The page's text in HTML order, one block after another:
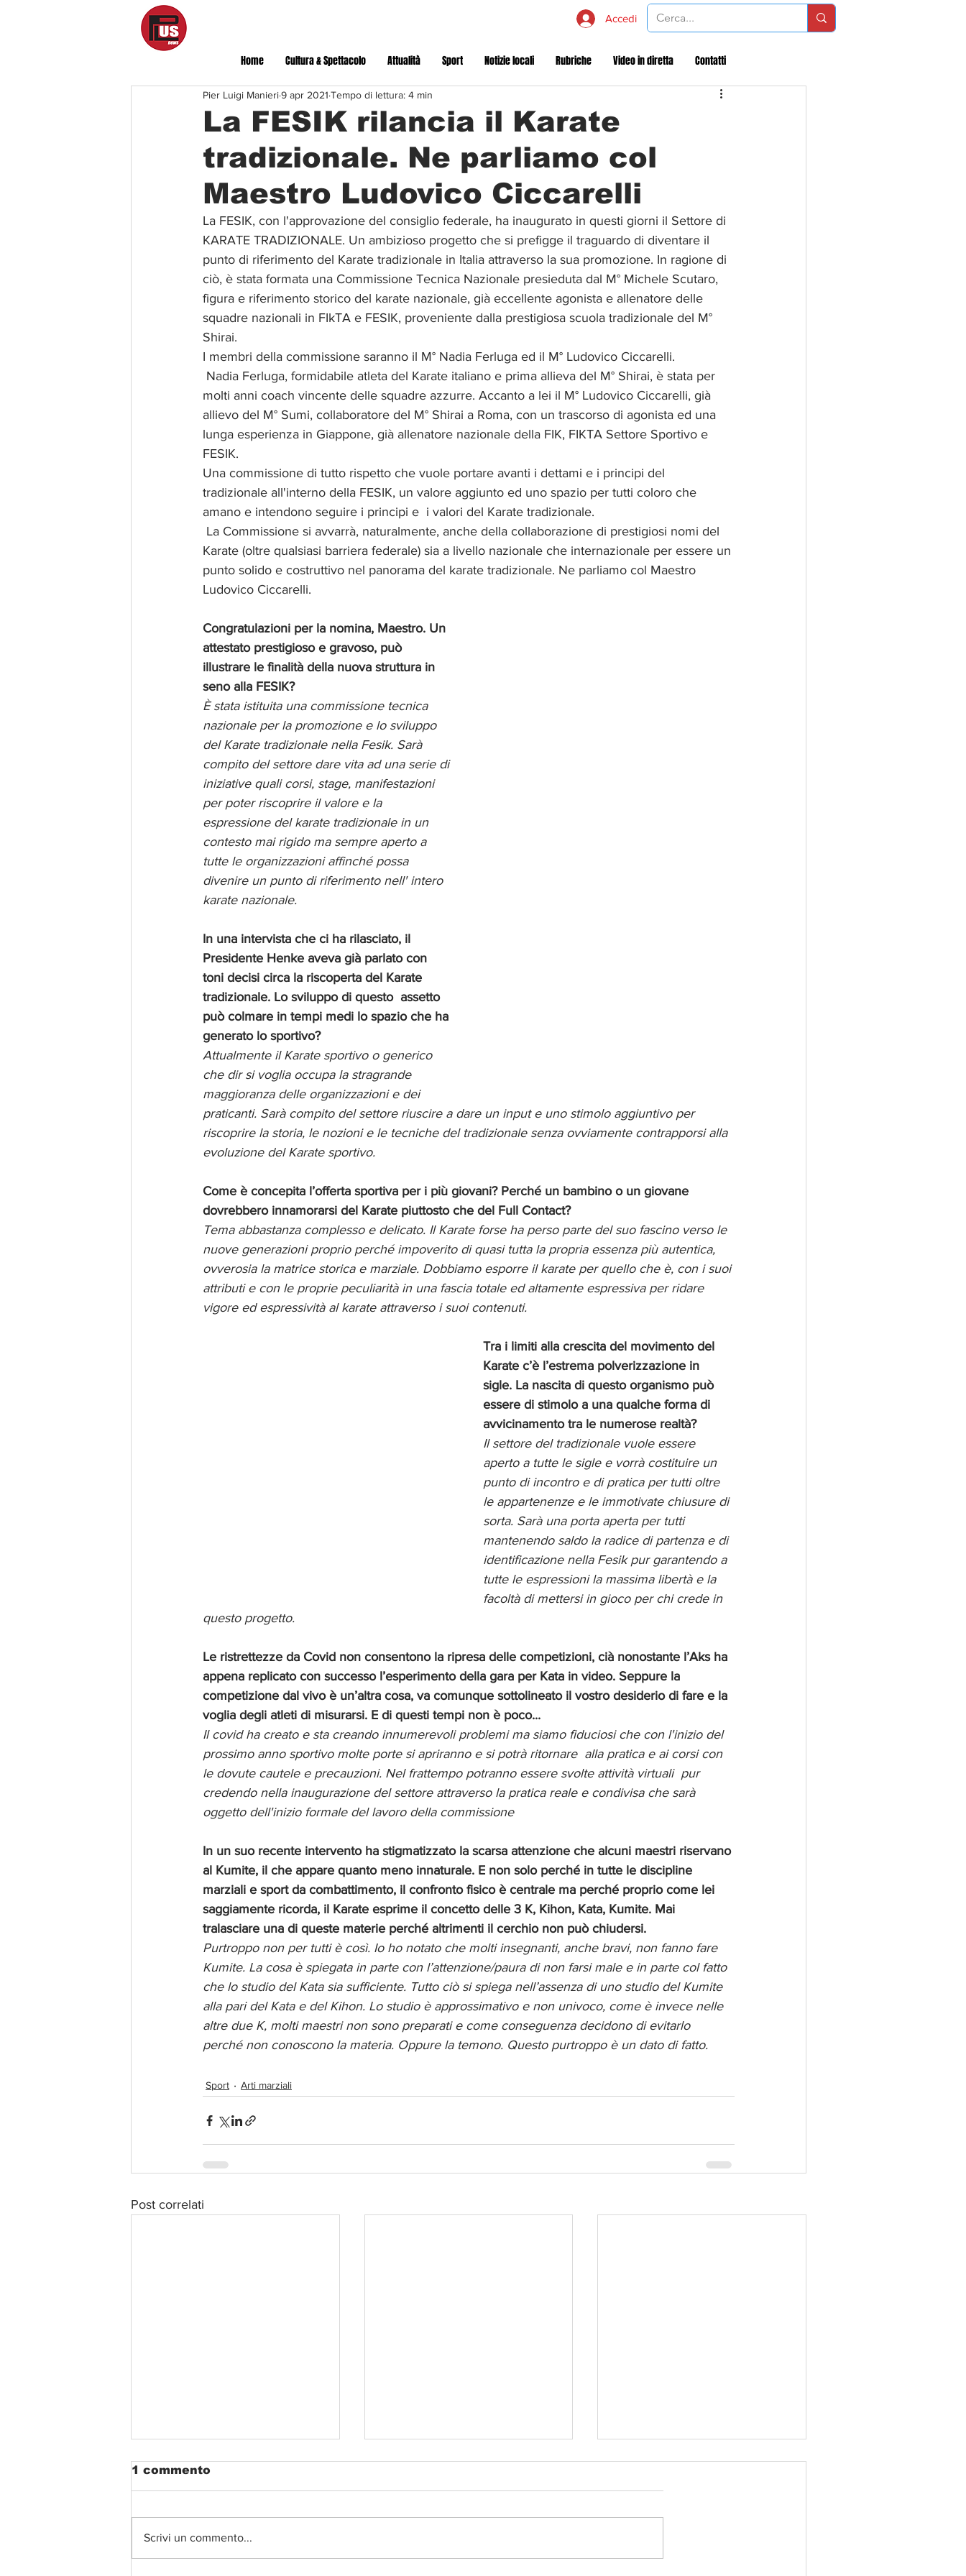
Accedi
Home Cultura & Spettacolo Attualità Sport Notizie locali Rubriche Video in diretta Contatti
La FESIK rilancia il Karate
tradizionale. Ne parliamo col
Maestro Ludovico Ciccarelli
Pier Luigi Manieri9 apr 2021 Tempo di lettura: 4 min
La FESIK, con l'approvazione del consiglio federale, ha inaugurato in questi giorni il Settore di
KARATE TRADIZIONALE. Un ambizioso progetto che si prefigge il traguardo di diventare il
punto di riferimento del Karate tradizionale in Italia attraverso la sua promozione. In ragione di
ciò, è stata formata una Commissione Tecnica Nazionale presieduta dal M° Michele Scutaro,
figura e riferimento storico del karate nazionale, già eccellente agonista e allenatore delle
squadre nazionali in FIkTA e FESIK, proveniente dalla prestigiosa scuola tradizionale del M°
Shirai.
I membri della commissione saranno il M° Nadia Ferluga ed il M° Ludovico Ciccarelli.
molti anni coach vincente delle squadre azzurre. Accanto a lei il M° Ludovico Ciccarelli, già
allievo del M° Sumi, collaboratore del M° Shirai a Roma, con un trascorso di agonista ed una
lunga esperienza in Giappone, già allenatore nazionale della FIK, FIKTA Settore Sportivo e
FESIK.
Una commissione di tutto rispetto che vuole portare avanti i dettami e i principi del
tradizionale all'interno della FESIK, un valore aggiunto ed uno spazio per tutti coloro che
amano e intendono seguire i principi e  i valori del Karate tradizionale.
Karate (oltre qualsiasi barriera federale) sia a livello nazionale che internazionale per essere un
punto solido e costruttivo nel panorama del karate tradizionale. Ne parliamo col Maestro
Ludovico Ciccarelli.
Congratulazioni per la nomina, Maestro. Un
attestato prestigioso e gravoso, può
illustrare le finalità della nuova struttura in
seno alla FESIK?
È stata istituita una commissione tecnica
nazionale per la promozione e lo sviluppo
del Karate tradizionale nella Fesik. Sarà
compito del settore dare vita ad una serie di
iniziative quali corsi, stage, manifestazioni
per poter riscoprire il valore e la
espressione del karate tradizionale in un
contesto mai rigido ma sempre aperto a
tutte le organizzazioni affinché possa
divenire un punto di riferimento nell' intero
karate nazionale.
In una intervista che ci ha rilasciato, il
Presidente Henke aveva già parlato con
toni decisi circa la riscoperta del Karate
tradizionale. Lo sviluppo di questo  assetto
può colmare in tempi medi lo spazio che ha
generato lo sportivo?
Attualmente il Karate sportivo o generico
che dir si voglia occupa la stragrande
maggioranza delle organizzazioni e dei
praticanti. Sarà compito del settore riuscire a dare un input e uno stimolo aggiuntivo per
riscoprire la storia, le nozioni e le tecniche del tradizionale senza ovviamente contrapporsi alla
evoluzione del Karate sportivo.
Come è concepita l’offerta sportiva per i più giovani? Perché un bambino o un giovane
dovrebbero innamorarsi del Karate piuttosto che del Full Contact?
Tema abbastanza complesso e delicato. Il Karate forse ha perso parte del suo fascino verso le
nuove generazioni proprio perché impoverito di quasi tutta la propria essenza più autentica,
ovverosia la matrice storica e marziale. Dobbiamo esporre il karate per quello che è, con i suoi
attributi e con le proprie peculiarità in una fascia totale ed altamente espressiva per ridare
vigore ed espressività al karate attraverso i suoi contenuti.
Tra i limiti alla crescita del movimento del
Karate c’è l’estrema polverizzazione in
sigle. La nascita di questo organismo può
essere di stimolo a una qualche forma di
avvicinamento tra le numerose realtà?
Il settore del tradizionale vuole essere
aperto a tutte le sigle e vorrà costituire un
punto di incontro e di pratica per tutti oltre
le appartenenze e le immotivate chiusure di
sorta. Sarà una porta aperta per tutti
mantenendo saldo la radice di partenza e di
identificazione nella Fesik pur garantendo a
tutte le espressioni la massima libertà e la
facoltà di mettersi in gioco per chi crede in
questo progetto.
Le ristrettezze da Covid non consentono la ripresa delle competizioni, cià nonostante l’Aks ha
appena replicato con successo l’esperimento della gara per Kata in video. Seppure la
competizione dal vivo è un’altra cosa, va comunque sottolineato il vostro desiderio di fare e la
voglia degli atleti di misurarsi. E di questi tempi non è poco...
Il covid ha creato e sta creando innumerevoli problemi ma siamo fiduciosi che con l'inizio del
prossimo anno sportivo molte porte si apriranno e si potrà ritornare  alla pratica e ai corsi con
le dovute cautele e precauzioni. Nel frattempo potranno essere svolte attività virtuali  pur
credendo nella inaugurazione del settore attraverso la pratica reale e condivisa che sarà
oggetto dell'inizio formale del lavoro della commissione
In un suo recente intervento ha stigmatizzato la scarsa attenzione che alcuni maestri riservano
al Kumite, il che appare quanto meno innaturale. E non solo perché in tutte le discipline
marziali e sport da combattimento, il confronto fisico è centrale ma perché proprio come lei
saggiamente ricorda, il Karate esprime il concetto delle 3 K, Kihon, Kata, Kumite. Mai
tralasciare una di queste materie perché altrimenti il cerchio non può chiudersi.
Purtroppo non per tutti è così. Io ho notato che molti insegnanti, anche bravi, non fanno fare
Kumite. La cosa è spiegata in parte con l’attenzione/paura di non farsi male e in parte col fatto
che lo studio del Kata sia sufficiente. Tutto ciò si spiega nell’assenza di uno studio del Kumite
alla pari del Kata e del Kihon. Lo studio è approssimativo e non univoco, come è invece nelle
altre due K, molti maestri non sono preparati e come conseguenza decidono di evitarlo
perché non conoscono la materia. Oppure la temono. Questo purtroppo è un dato di fatto.
Sport Arti marziali
Post correlati
1 commento
Scrivi un commento...